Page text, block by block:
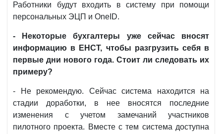
Работники будут входить в систему при помощи
персональных ЭЦП и OneID.
- Некоторые бухгалтеры уже сейчас вносят
информацию в ЕНСТ, чтобы разгрузить себя в
первые дни нового года. Стоит ли следовать их
примеру?
- Не рекомендую. Сейчас система находится на
стадии доработки, в нее вносятся последние
изменения с учетом замечаний участников
пилотного проекта. Вместе с тем система доступна